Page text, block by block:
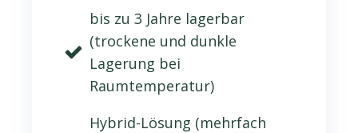
bis zu 3 Jahre lagerbar
(trockene und dunkle
Lagerung bei
Raumtemperatur)
Hybrid-Lösung (mehrfach